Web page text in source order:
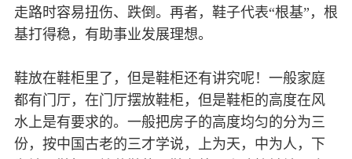
走路时容易扭伤、跌倒。再者，鞋子代表“根基”，根
基打得稳，有助事业发展理想。
鞋放在鞋柜里了，但是鞋柜还有讲究呢！一般家庭
都有门厅，在门厅摆放鞋柜，但是鞋柜的高度在风
水上是有要求的。一般把房子的高度均匀的分为三
份，按中国古老的三才学说，上为天，中为人，下